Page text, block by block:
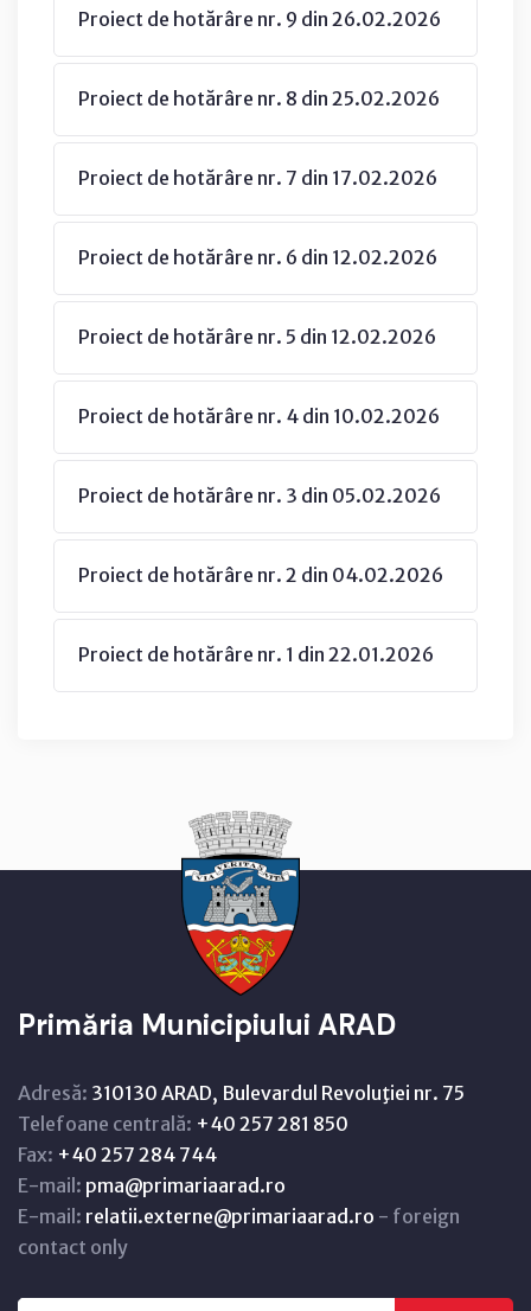
Proiect de hotărâre nr. 9 din 26.02.2026
Proiect de hotărâre nr. 8 din 25.02.2026
Proiect de hotărâre nr. 7 din 17.02.2026
Proiect de hotărâre nr. 6 din 12.02.2026
Proiect de hotărâre nr. 5 din 12.02.2026
Proiect de hotărâre nr. 4 din 10.02.2026
Proiect de hotărâre nr. 3 din 05.02.2026
Proiect de hotărâre nr. 2 din 04.02.2026
Proiect de hotărâre nr. 1 din 22.01.2026
Primăria Municipiului ARAD
Adresă: 310130 ARAD, Bulevardul Revoluţiei nr. 75
Telefoane centrală: +40 257 281 850
Fax: +40 257 284 744
E-mail: pma@primariaarad.ro
E-mail: relatii.externe@primariaarad.ro - foreign
contact only